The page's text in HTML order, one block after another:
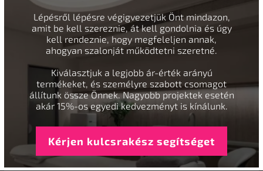
Lépésről lépésre végigvezetjük Önt mindazon,
amit be kell szereznie, át kell gondolnia és úgy
kell rendeznie, hogy megfeleljen annak,
ahogyan szalonját működtetni szeretné.
Kiválasztjuk a legjobb ár-érték arányú
termékeket, és személyre szabott csomagot
állítunk össze Önnek. Nagyobb projektek esetén
akár 15%-os egyedi kedvezményt is kínálunk.
Kérjen kulcsrakész segítséget